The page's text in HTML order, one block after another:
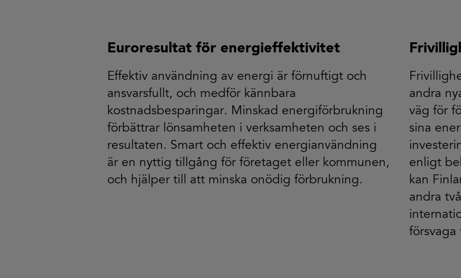
Euroresultat för energieffektivitet
Effektiv användning av energi är förnuftigt och
ansvarsfullt, och medför kännbara
kostnadsbesparingar. Minskad energiförbrukning
förbättrar lönsamheten i verksamheten och ses i
resultaten. Smart och effektiv energianvändning
är en nyttig tillgång för företaget eller kommunen,
och hjälper till att minska onödig förbrukning.
andra
väg för
sina
enligt
kan
andra
försvaga